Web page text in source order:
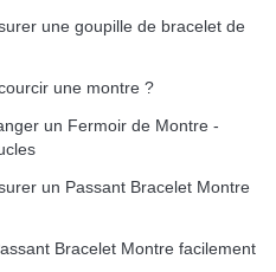
une goupille de bracelet de
une montre ?
un Fermoir de Montre -
un Passant Bracelet Montre
Bracelet Montre facilement